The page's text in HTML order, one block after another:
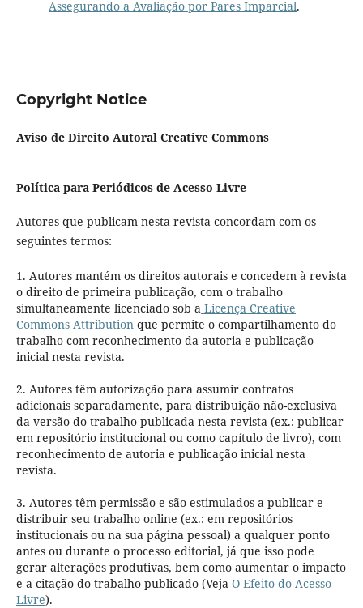
Assegurando a Avaliação por Pares Imparcial.
Copyright Notice
Aviso de Direito Autoral Creative Commons
Política para Periódicos de Acesso Livre
Autores que publicam nesta revista concordam com os
seguintes termos:
1. Autores mantém os direitos autorais e concedem à revista
o direito de primeira publicação, com o trabalho
simultaneamente licenciado sob a Licença Creative
Commons Attribution que permite o compartilhamento do
trabalho com reconhecimento da autoria e publicação
inicial nesta revista.
2. Autores têm autorização para assumir contratos
adicionais separadamente, para distribuição não-exclusiva
da versão do trabalho publicada nesta revista (ex.: publicar
em repositório institucional ou como capítulo de livro), com
reconhecimento de autoria e publicação inicial nesta
revista.
3. Autores têm permissão e são estimulados a publicar e
distribuir seu trabalho online (ex.: em repositórios
institucionais ou na sua página pessoal) a qualquer ponto
antes ou durante o processo editorial, já que isso pode
gerar alterações produtivas, bem como aumentar o impacto
e a citação do trabalho publicado (Veja O Efeito do Acesso
Livre).